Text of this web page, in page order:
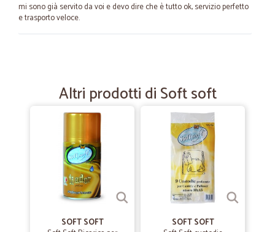
mi sono già servito da voi e devo dire che è tutto ok, servizio perfetto
e trasporto veloce.
tutto bene merce e spedizione
—Trustpilot
Veramente soddisfatto
Dopo aver provato altri servizi con scarsa soddisfazione ecco che
finalmente ho trovato un sito con una buona varietà di prodotti a
prezzi ragionevoli e con spedizione efficiente. Sono soddisfattissimo
Altri prodotti di Soft soft
SOFT SOFT
SOFT SOFT